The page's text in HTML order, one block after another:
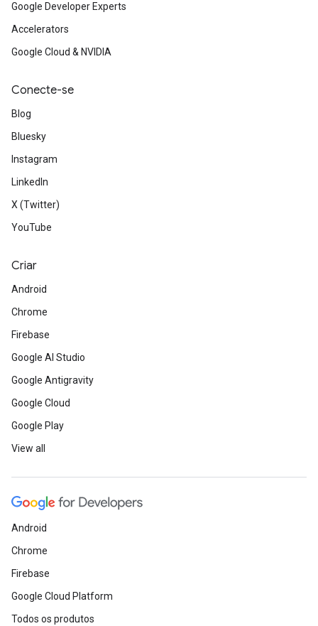
Google Developer Experts
Accelerators
Google Cloud & NVIDIA
Conecte-se
Blog
Bluesky
Instagram
LinkedIn
X (Twitter)
YouTube
Criar
Android
Chrome
Firebase
Google AI Studio
Google Antigravity
Google Cloud
Google Play
View all
Android
Chrome
Firebase
Google Cloud Platform
Todos os produtos